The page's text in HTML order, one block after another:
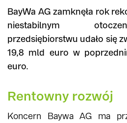
BayWa AG zamknęła rok
niestabilnym
przedsiębiorstwu udało się
19,8 mld euro w
euro.
Rentowny rozwój
Koncern Baywa AG ma